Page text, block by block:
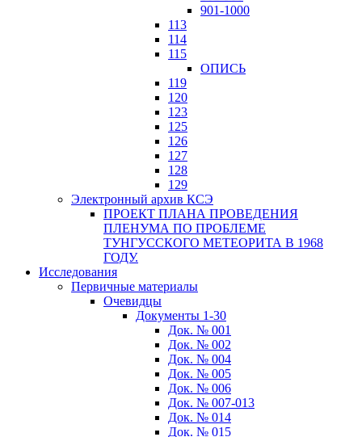
901-1000
113
114
115
ОПИСЬ
119
120
123
125
126
127
128
129
Электронный архив КСЭ
ПРОЕКТ ПЛАНА ПРОВЕДЕНИЯ
ПЛЕНУМА ПО ПРОБЛЕМЕ
ТУНГУССКОГО МЕТЕОРИТА В 1968
ГОДУ.
Исследования
Первичные материалы
Очевидцы
Документы 1-30
Док. № 001
Док. № 002
Док. № 004
Док. № 005
Док. № 006
Док. № 007-013
Док. № 014
Док. № 015